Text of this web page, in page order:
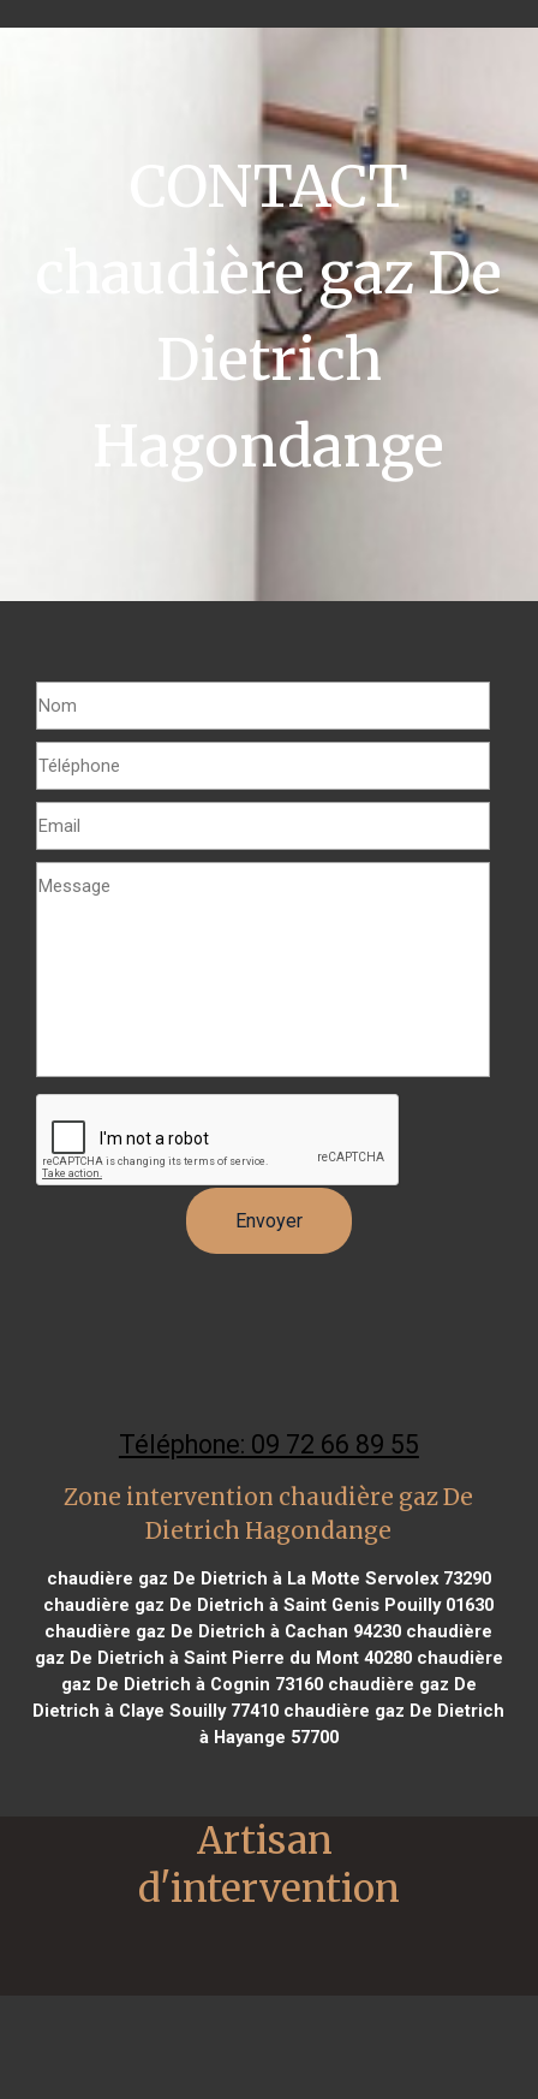
CONTACT
chaudière gaz De
Dietrich
Hagondange
Téléphone: 09 72 66 89 55
Zone intervention chaudière gaz De
Dietrich Hagondange
chaudière gaz De Dietrich à La Motte Servolex 73290
chaudière gaz De Dietrich à Saint Genis Pouilly 01630
chaudière gaz De Dietrich à Cachan 94230 chaudière
gaz De Dietrich à Saint Pierre du Mont 40280chaudière
gaz De Dietrich à Cognin 73160chaudière gaz De
Dietrich à Claye Souilly 77410 chaudière gaz De Dietrich
à Hayange 57700
Artisan
d'intervention